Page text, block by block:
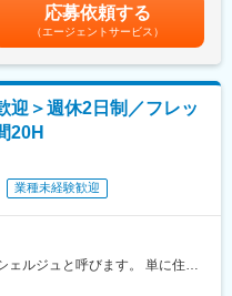
富な経験を持ち、グループ全体
した業務基盤があります。ま
されています。年間休日123
ワークライフバランスを重視し
でグループ売り上げ1000億を目
システム構築が当社のミッシ
的のため危険を冒すことはござ
交通事故現場へ駆けつけての一
換。
強化の提案等
す。
応募依頼する
（エージェントサービス）
迎＞週休2日制／フレッ
20H
業種未経験歓迎
ェルジュと呼びます。 単に住宅